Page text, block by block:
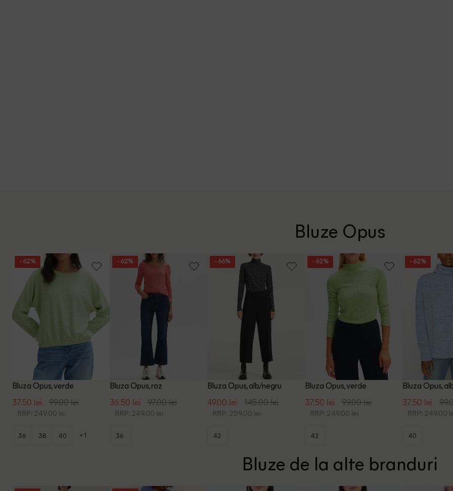
Bluze Opus
- 62%
Bluza Opus, verde
37.50 lei 99.00 lei
RRP: 249.00 lei
36 38 40 +1
- 62%
Bluza Opus, roz
36.50 lei 97.00 lei
RRP: 249.00 lei
36
- 66%
Bluza Opus, alb/negru
49.00 lei 145.00 lei
RRP: 259.00 lei
42
- 62%
Bluza Opus, verde
37.50 lei 99.00 lei
RRP: 249.00 lei
42
- 62%
Bluza Opus,
37.50 lei
RRP: 249.00
40
Bluze de la alte branduri